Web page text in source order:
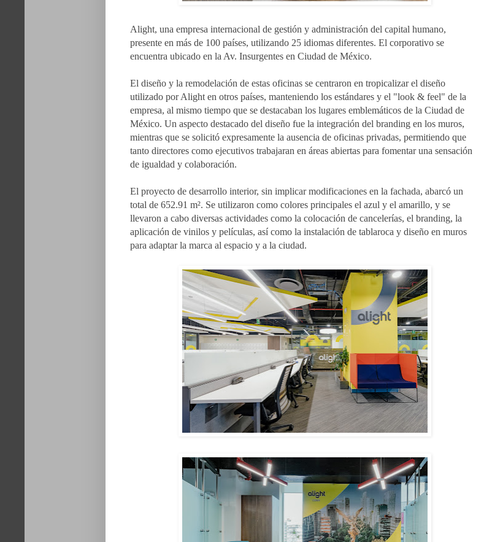
Alight, una empresa internacional de gestión y administración del capital humano,
presente en más de 100 países, utilizando 25 idiomas diferentes. El corporativo se
encuentra ubicado en la Av. Insurgentes en Ciudad de México.
El diseño y la remodelación de estas oficinas se centraron en tropicalizar el diseño
utilizado por Alight en otros países, manteniendo los estándares y el "look & feel" de la
empresa, al mismo tiempo que se destacaban los lugares emblemáticos de la Ciudad de
México. Un aspecto destacado del diseño fue la integración del branding en los muros,
mientras que se solicitó expresamente la ausencia de oficinas privadas, permitiendo que
tanto directores como ejecutivos trabajaran en áreas abiertas para fomentar una sensación
de igualdad y colaboración.
El proyecto de desarrollo interior, sin implicar modificaciones en la fachada, abarcó un
total de 652.91 m². Se utilizaron como colores principales el azul y el amarillo, y se
llevaron a cabo diversas actividades como la colocación de cancelerías, el branding, la
aplicación de vinilos y películas, así como la instalación de tablaroca y diseño en muros
para adaptar la marca al espacio y a la ciudad.